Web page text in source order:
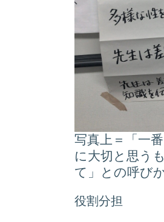
写真上＝「一
に大切と思う
て」との呼び
役割分担